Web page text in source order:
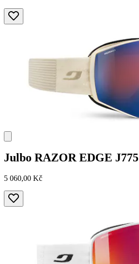
Julbo RAZOR EDGE J775
5 060,00 Kč